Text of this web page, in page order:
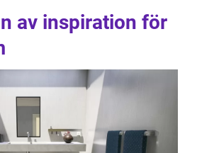
av inspiration för